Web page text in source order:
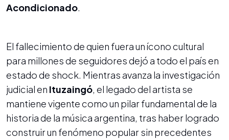
Acondicionado.
El fallecimiento de quien fuera un ícono cultural
para millones de seguidores dejó a todo el país en
estado de shock. Mientras avanza la investigación
judicial en Ituzaingó, el legado del artista se
mantiene vigente como un pilar fundamental de la
historia de la música argentina, tras haber logrado
construir un fenómeno popular sin precedentes